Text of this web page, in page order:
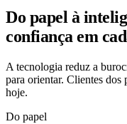
Do papel à
confiança em
A tecnologia reduz a
para orientar. Clientes dos
hoje.
Do papel